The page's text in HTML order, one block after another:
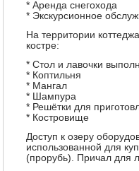
* Аренда снегохода
* Экскурсионное
На территории
костре:
* Стол и лавочки
* Коптильня
* Мангал
* Шампура
* Решётки для
* Костровище
Доступ к озеру
использованной для
(прорубь). Причал для